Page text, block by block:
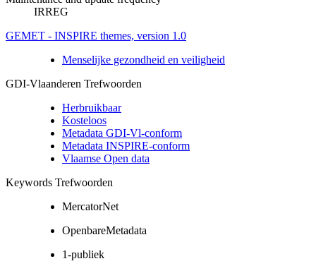
IRREG
GEMET - INSPIRE themes, version 1.0
Menselijke gezondheid en veiligheid
GDI-Vlaanderen Trefwoorden
Herbruikbaar
Kosteloos
Metadata GDI-Vl-conform
Metadata INSPIRE-conform
Vlaamse Open data
Keywords Trefwoorden
MercatorNet
OpenbareMetadata
1-publiek